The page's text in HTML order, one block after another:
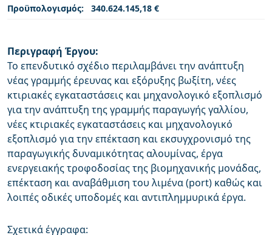
Προϋπολογισμός:
340.624.145,18 €
Περιγραφή Έργου:
Το επενδυτικό σχέδιο περιλαμβάνει την ανάπτυξη
νέας γραμμής έρευνας και εξόρυξης βωξίτη, νέες
κτιριακές εγκαταστάσεις και μηχανολογικό εξοπλισμό
για την ανάπτυξη της γραμμής παραγωγής γαλλίου,
νέες κτιριακές εγκαταστάσεις και μηχανολογικό
εξοπλισμό για την επέκταση και εκσυγχρονισμό της
παραγωγικής δυναμικότητας αλουμίνας, έργα
ενεργειακής τροφοδοσίας της βιομηχανικής μονάδας,
επέκταση και αναβάθμιση του λιμένα (port) καθώς και
λοιπές οδικές υποδομές και αντιπλημμυρικά έργα.
Σχετικά έγγραφα: